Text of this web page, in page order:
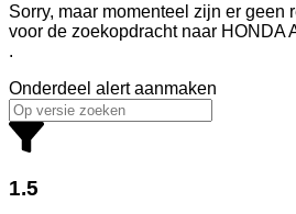
Sorry, maar momenteel zijn er geen
voor de zoekopdracht naar HONDA
.
Onderdeel alert aanmaken
1.5